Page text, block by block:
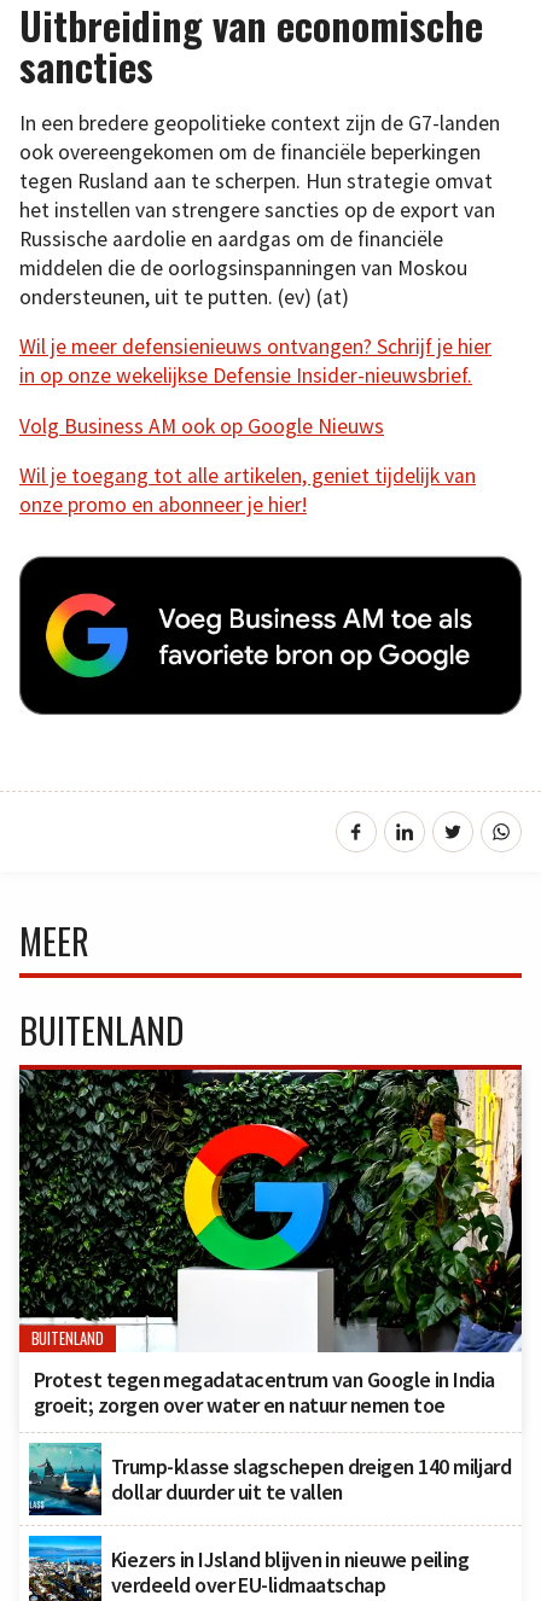
Uitbreiding van economische
sancties
In een bredere geopolitieke context zijn de G7-landen
ook overeengekomen om de financiële beperkingen
tegen Rusland aan te scherpen. Hun strategie omvat
het instellen van strengere sancties op de export van
Russische aardolie en aardgas om de financiële
middelen die de oorlogsinspanningen van Moskou
ondersteunen, uit te putten. (ev) (at)
Wil je meer defensienieuws ontvangen? Schrijf je hier
in op onze wekelijkse Defensie Insider-nieuwsbrief.
Volg Business AM ook op Google Nieuws
Wil je toegang tot alle artikelen, geniet tijdelijk van
onze promo en abonneer je hier!
MEER
BUITENLAND
BUITENLAND
Protest tegen megadatacentrum van Google in India
groeit; zorgen over water en natuur nemen toe
Trump-klasse slagschepen dreigen 140 miljard
dollar duurder uit te vallen
Kiezers in IJsland blijven in nieuwe peiling
verdeeld over EU-lidmaatschap